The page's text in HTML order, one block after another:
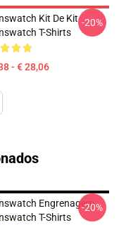
Kit De Kit
T-Shirts
- € 28,06
-20%
Engrenagem
T-Shirts
-20%